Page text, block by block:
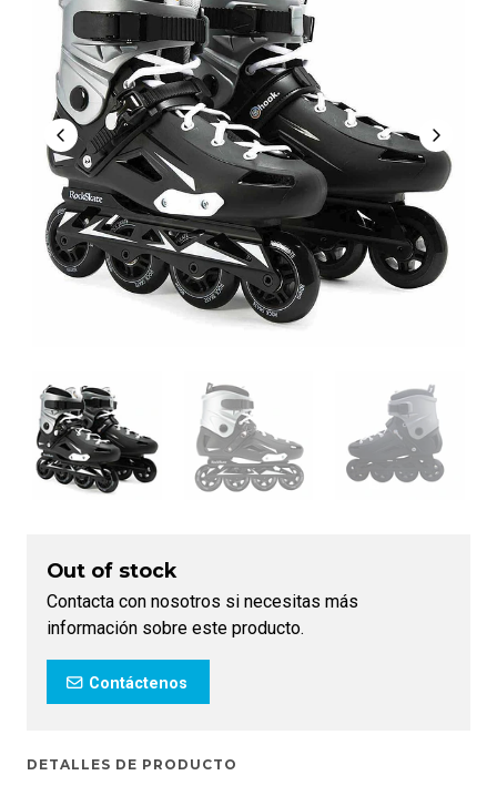
Out of stock
Contacta con nosotros si necesitas más
información sobre este producto.
Contáctenos
DETALLES DE PRODUCTO